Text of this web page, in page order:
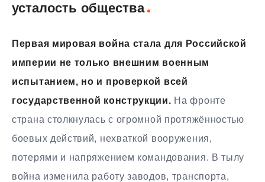
усталость общества
Первая мировая война стала для Российской
империи не только внешним военным
испытанием, но и проверкой всей
государственной конструкции. На фронте
страна столкнулась с огромной протяжённостью
боевых действий, нехваткой вооружения,
потерями и напряжением командования. В тылу
война изменила работу заводов, транспорта,